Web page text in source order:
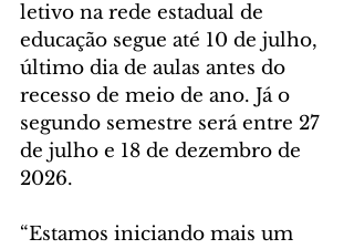
letivo na rede estadual de
educação segue até 10 de julho,
último dia de aulas antes do
recesso de meio de ano. Já o
segundo semestre será entre 27
de julho e 18 de dezembro de
2026.
“Estamos iniciando mais um